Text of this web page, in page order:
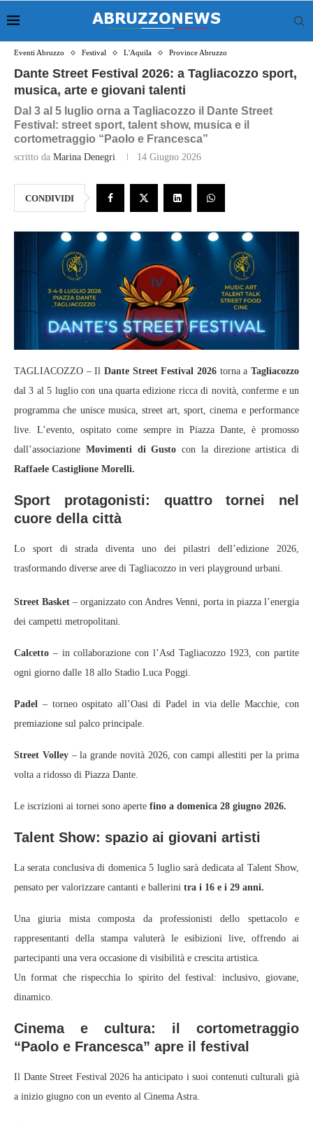
Eventi Abruzzo Festival L'Aquila Province Abruzzo
Dante Street Festival 2026: a Tagliacozzo sport,
musica, arte e giovani talenti
Dal 3 al 5 luglio orna a Tagliacozzo il Dante Street
Festival: street sport, talent show, musica e il
cortometraggio “Paolo e Francesca”
scritto da Marina Denegri 14 Giugno 2026
CONDIVIDI
TAGLIACOZZO – Il Dante Street Festival 2026 torna a Tagliacozzo
dal 3 al 5 luglio con una quarta edizione ricca di novità, conferme e un
programma che unisce musica, street art, sport, cinema e performance
live. L’evento, ospitato come sempre in Piazza Dante, è promosso
dall’associazione Movimenti di Gusto con la direzione artistica di
Raffaele Castiglione Morelli.
Sport protagonisti: quattro tornei nel
cuore della città
Lo sport di strada diventa uno dei pilastri dell’edizione 2026,
trasformando diverse aree di Tagliacozzo in veri playground urbani.
Street Basket – organizzato con Andres Venni, porta in piazza l’energia
dei campetti metropolitani.
Calcetto – in collaborazione con l’Asd Tagliacozzo 1923, con partite
ogni giorno dalle 18 allo Stadio Luca Poggi.
Padel – torneo ospitato all’Oasi di Padel in via delle Macchie, con
premiazione sul palco principale.
Street Volley– la grande novità 2026, con campi allestiti per la prima
volta a ridosso di Piazza Dante.
Le iscrizioni ai tornei sono aperte fino a domenica 28 giugno 2026.
Talent Show: spazio ai giovani artisti
La serata conclusiva di domenica 5 luglio sarà dedicata al Talent Show,
pensato per valorizzare cantanti e ballerini tra i 16 e i 29 anni.
Una giuria mista composta da professionisti dello spettacolo e
rappresentanti della stampa valuterà le esibizioni live, offrendo ai
partecipanti una vera occasione di visibilità e crescita artistica.
Un format che rispecchia lo spirito del festival: inclusivo, giovane,
dinamico.
Cinema e cultura: il cortometraggio
“Paolo e Francesca” apre il festival
Il Dante Street Festival 2026 ha anticipato i suoi contenuti culturali già
a inizio giugno con un evento al Cinema Astra.